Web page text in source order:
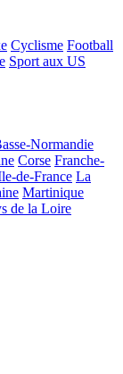
Cyclisme Football
Sport aux US
Normandie
Corse Franche-
de-France La
Martinique
de la Loire